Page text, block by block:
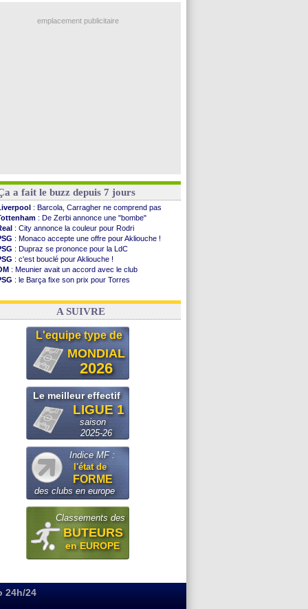
: Arsenal s'incline face au Real Betis
emplacement publicitaire
a fait le buzz depuis 7 jours
: Barcola, Carragher ne comprend pas
: De Zerbi annonce une "bombe"
: City annonce la couleur pour Rodri
: Monaco accepte une offre pour Akliouche !
: Dupraz se prononce pour la LdC
: c'est bouclé pour Akliouche !
: Meunier avait un accord avec le club
: le Barça fixe son prix pour Torres
: Infantino sollicite Trump
A SUIVRE
L'equipe type de
MONDIAL
2026
Le meilleur effectif
LIGUE 1
saison
2025-26
Indice MF :
l'état de
FORME
des clubs en europe
Classements des
BUTEURS
en EUROPE
24h/24